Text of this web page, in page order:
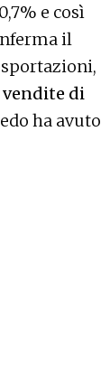
e così
il
vendite di
ha avuto